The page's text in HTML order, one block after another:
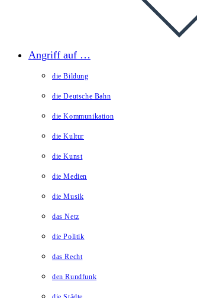
Angriff auf …
die Bildung
die Deutsche Bahn
die Kommunikation
die Kultur
die Kunst
die Medien
die Musik
das Netz
die Politik
das Recht
den Rundfunk